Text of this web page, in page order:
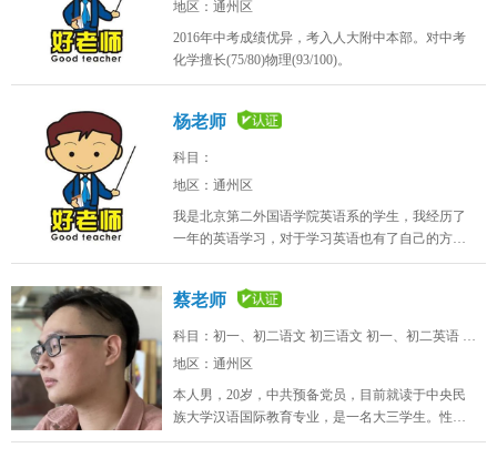
地区：通州区
2016年中考成绩优异，考入人大附中本部。对中考
化学擅长(75/80)物理(93/100)。
杨老师
科目：
地区：通州区
我是北京第二外国语学院英语系的学生，我经历了
一年的英语学习，对于学习英语也有了自己的方
法。我的性格开朗活泼，我以后也想从事英语教
乐的学习！
蔡老师
科目：初一、初二语文 初三语文 初一、初二英语 初三英语
地区：通州区
本人男，20岁，中共预备党员，目前就读于中央民
族大学汉语国际教育专业，是一名大三学生。性格
开朗外向，做事认真负责，能够与孩子交流沟通。